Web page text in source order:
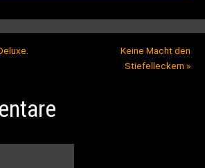
Keine Macht den
Stiefelleckern »